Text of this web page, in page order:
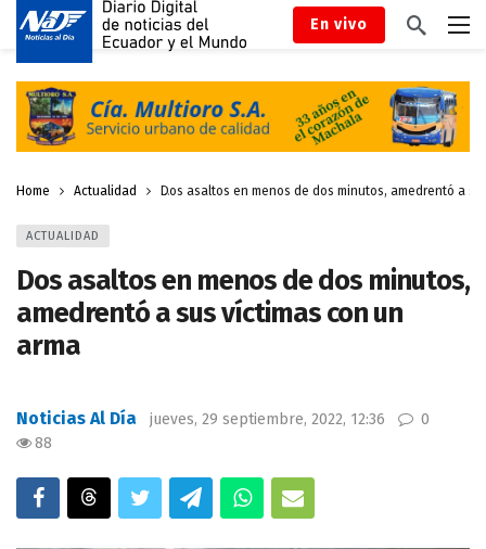
En vivo
Home Actualidad Dos asaltos en menos de dos minutos, amedrentó a
ACTUALIDAD
Dos asaltos en menos de dos minutos,
amedrentó a sus víctimas con un
arma
Noticias Al Día jueves, 29 septiembre, 2022, 12:36
0
88